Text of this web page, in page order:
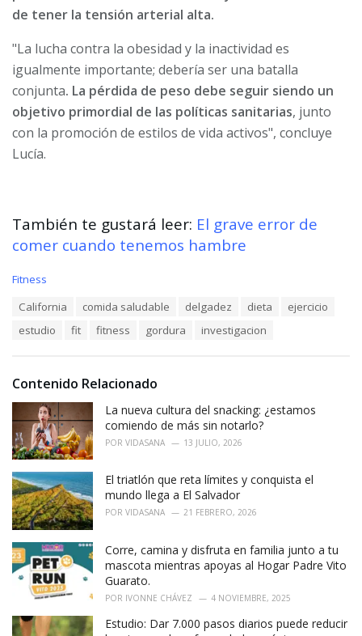
de tener la tensión arterial alta.
"La lucha contra la obesidad y la inactividad es
igualmente importante; debería ser una batalla
conjunta. La pérdida de peso debe seguir siendo un
objetivo primordial de las políticas sanitarias, junto
con la promoción de estilos de vida activos", concluye
Lucía.
También te gustará leer: El grave error de
comer cuando tenemos hambre
C
i
:
Fitness
California comida saludable delgadez dieta
ejercicio
estudio
fit fitness gordura investigacion
Contenido Relacionado
La nueva cultura del snacking: ¿estamos
comiendo de más sin notarlo?
POR VIDASANA 13 JULIO, 2026
El triatlón que reta límites y conquista el
mundo llega a El Salvador
POR VIDASANA 21 FEBRERO, 2026
Corre, camina y disfruta en familia junto a tu
mascota mientras apoyas al Hogar Padre Vito
Guarato.
POR IVONNE CHÁVEZ 4 NOVIEMBRE, 2025
Estudio: Dar 7.000 pasos diarios puede reducir